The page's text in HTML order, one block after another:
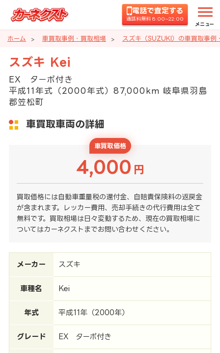
電話で査定する
通話料無料 8:00~22:00
メニュー
ホーム 車買取事例・買取相場 スズキ（SUZUKI）の車買取事例
スズキ Kei
EX ターボ付き
平成11年式（2000年式）87,000km 岐阜県羽島
郡笠松町
車買取車両の詳細
車買取価格
4,000 円
買取価格には自動車重量税の還付金、自賠責保険料の返戻金
が含まれます。レッカー費用、売却手続きの代行費用は全て
無料です。買取相場は日々変動するため、現在の買取相場に
ついてはカーネクストまでお問い合わせください。
メーカー スズキ
車種名 Kei
年式 平成11年（2000年）
グレード EX ターボ付き